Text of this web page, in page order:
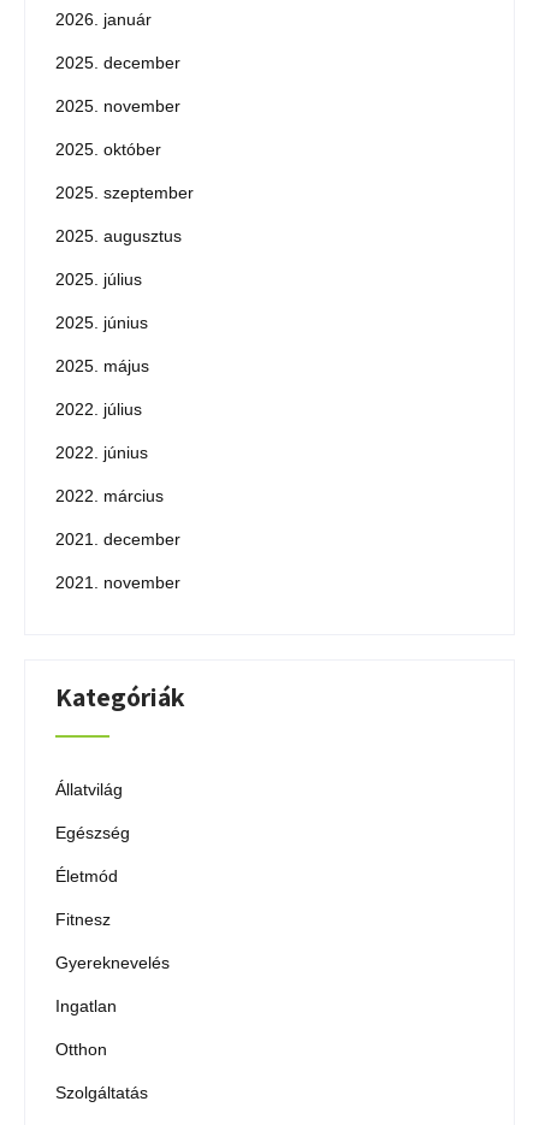
2026. január
2025. december
2025. november
2025. október
2025. szeptember
2025. augusztus
2025. július
2025. június
2025. május
2022. július
2022. június
2022. március
2021. december
2021. november
Kategóriák
Állatvilág
Egészség
Életmód
Fitnesz
Gyereknevelés
Ingatlan
Otthon
Szolgáltatás